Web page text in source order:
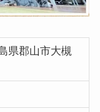
県郡山市大槻